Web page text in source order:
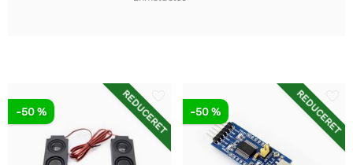
REDUCERET
-50 % REDUCERET
-50 %